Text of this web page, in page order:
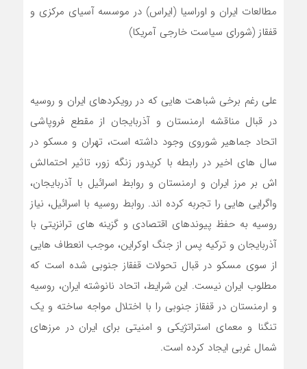
مطالعات ایران و اوراسیا (ایراس) در موسسه آسیای مرکزی و
قفقاز (شورای سیاست خارجی آمریکا)
علی رغم برخی شباهت هایی که در رویکردهای ایران و روسیه
در قبال مناقشه ارمنستان و آذربایجان از مقطع فروپاشی
اتحاد جماهیر شوروی وجود داشته است، تهران و مسکو در
سال های اخیر در رابطه با کریدور زنگه زور، تاثیر احتمالش
اش بر مرز ایران و ارمنستان و روابط اسرائیل با آذربایجان،
واگرایی هایی را تجربه کرده اند. روابط روسیه با اسرائیل، نیاز
روسیه به حفظ پیوندهای اقتصادی و گزینه های ترانزیتی با
آذربایجان و ترکیه پس از جنگ اوکراین، موجب انعطاف هایی
از سوی مسکو در قبال تحولات قفقاز جنوبی شده است که
مطلوب ایران نیست. این شرایط، اتحاد نانوشته ایران، روسیه
و ارمنستان در قفقاز جنوبی را با اختلال مواجه ساخته و یک
تنگنا و معمای استراتژیکی و امنیتی برای ایران در مرزهای
شمال غربی ایجاد کرده است.